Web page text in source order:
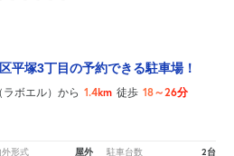
平塚3丁目の予約できる駐車場！
ボエル）から 1.4km 徒歩 18～26分
外形式 屋外 駐車台数 2台